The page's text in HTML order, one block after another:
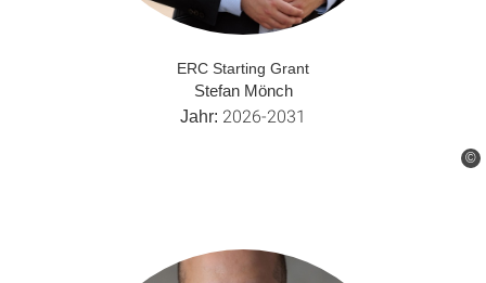
©
ERC Starting Grant
Stefan Mönch
Jahr: 2026-2031